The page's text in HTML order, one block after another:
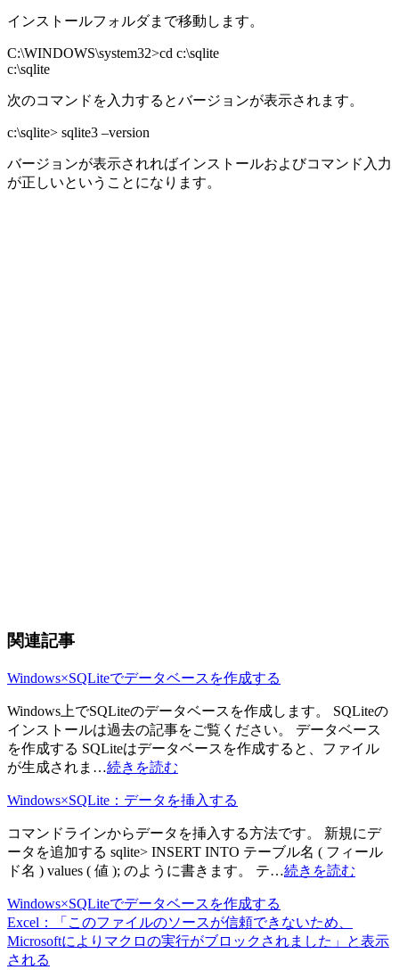
インストールフォルダまで移動します。
C:\WINDOWS\system32>cd c:\sqlite
c:\sqlite
次のコマンドを入力するとバージョンが表示されます。
c:\sqlite> sqlite3 –version
バージョンが表示されればインストールおよびコマンド入力
が正しいということになります。
関連記事
Windows×SQLiteでデータベースを作成する
Windows上でSQLiteのデータベースを作成します。 SQLiteの
インストールは過去の記事をご覧ください。 データベース
を作成する SQLiteはデータベースを作成すると、ファイル
が生成されま…続きを読む
Windows×SQLite：データを挿入する
コマンドラインからデータを挿入する方法です。 新規にデ
ータを追加する sqlite> INSERT INTO テーブル名 ( フィール
ド名 ) values ( 値 ); のように書きます。 テ…続きを読む
Windows×SQLiteでデータベースを作成する
Excel：「このファイルのソースが信頼できないため、
Microsoftによりマクロの実行がブロックされました」と表示
される